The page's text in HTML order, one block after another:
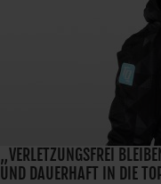
„VERLETZUNGSFREI
UND DAUERHAFT IN DIE